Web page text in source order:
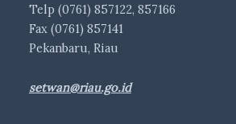
Telp (0761) 857122, 857166
Fax (0761) 857141
Pekanbaru, Riau
setwan@riau.go.id